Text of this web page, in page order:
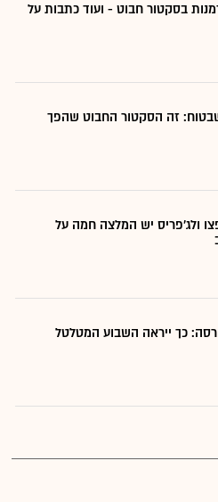
בסקטור חבוט - ועוד כתבות על
זה הסקטור החבוט שהפך
ולג'פריס יש המלצה חמה על
כך ייראה השבוע המטלטל